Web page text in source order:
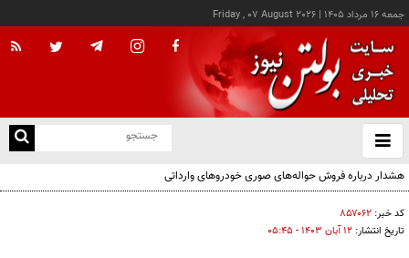
جمعه ۱۶ مرداد ۱۴۰۵ |
Friday , 07 August 2026
باز
و
هشدار درباره فروش حواله‌های صوری خودروهای وارداتی
کد خبر: ۸۵۷۰۶۲
تاریخ انتشار: ۱۲ آبان ۱۴۰۳ - ۰۵:۴۵